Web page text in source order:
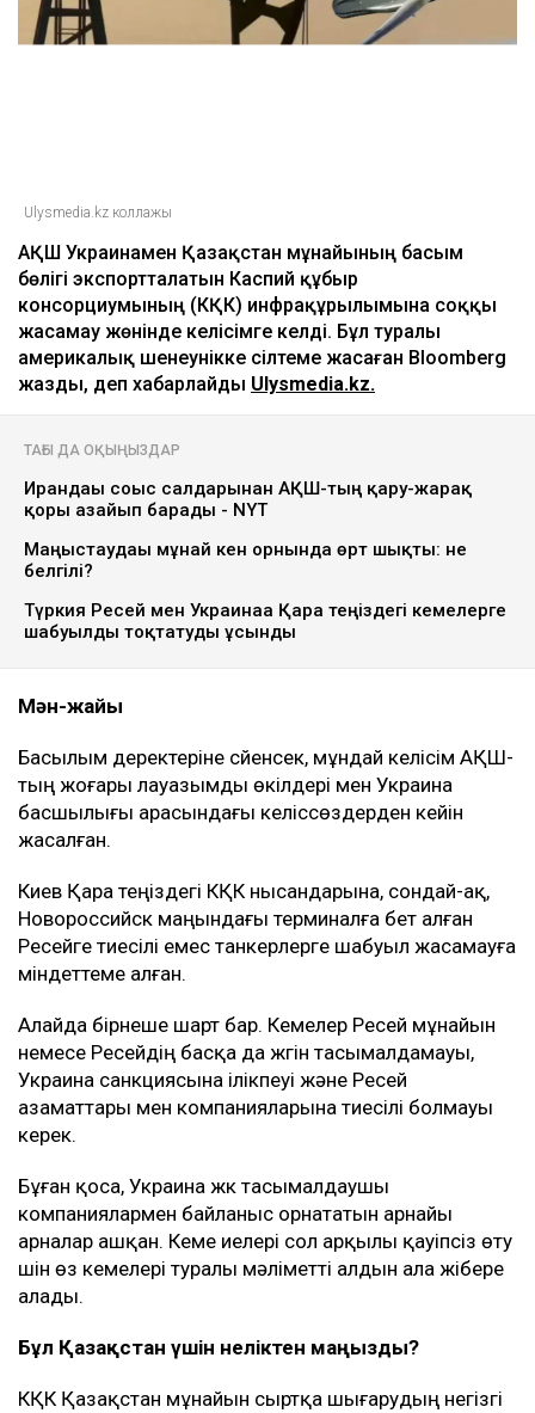
Ulysmedia.kz коллажы
АҚШ Украинамен Қазақстан мұнайының басым
бөлігі экспортталатын Каспий құбыр
консорциумының (КҚК) инфрақұрылымына соққы
жасамау жөнінде келісімге келді. Бұл туралы
америкалық шенеунікке сілтеме жасаған Bloomberg
жазды, деп хабарлайды Ulysmedia.kz.
ТАҒЫ ДА ОҚЫҢЫЗДАР
Ирандағы соғыс салдарынан АҚШ-тың қару-жарақ
қоры азайып барады - NYT
Маңғыстаудағы мұнай кен орнында өрт шықты: не
белгілі?
Түркия Ресей мен Украинаға Қара теңіздегі кемелерге
шабуылды тоқтатуды ұсынды
Мән-жайы
Басылым деректеріне сүйенсек, мұндай келісім АҚШ-
тың жоғары лауазымды өкілдері мен Украина
басшылығы арасындағы келіссөздерден кейін
жасалған.
Киев Қара теңіздегі КҚК нысандарына, сондай-ақ,
Новороссийск маңындағы терминалға бет алған
Ресейге тиесілі емес танкерлерге шабуыл жасамауға
міндеттеме алған.
Алайда бірнеше шарт бар. Кемелер Ресей мұнайын
немесе Ресейдің басқа да жүгін тасымалдамауы,
Украина санкциясына ілікпеуі және Ресей
азаматтары мен компанияларына тиесілі болмауы
керек.
Бұған қоса, Украина жүк тасымалдаушы
компаниялармен байланыс орнататын арнайы
арналар ашқан. Кеме иелері сол арқылы қауіпсіз өту
үшін өз кемелері туралы мәліметті алдын ала жібере
алады.
Бұл Қазақстан үшін неліктен маңызды?
КҚК Қазақстан мұнайын сыртқа шығарудың негізгі